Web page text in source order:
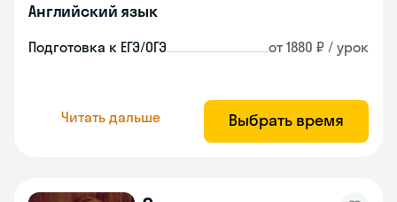
Английский язык
Подготовка к ЕГЭ/ОГЭ от 1880 ₽ / урок
Читать дальше Выбрать время